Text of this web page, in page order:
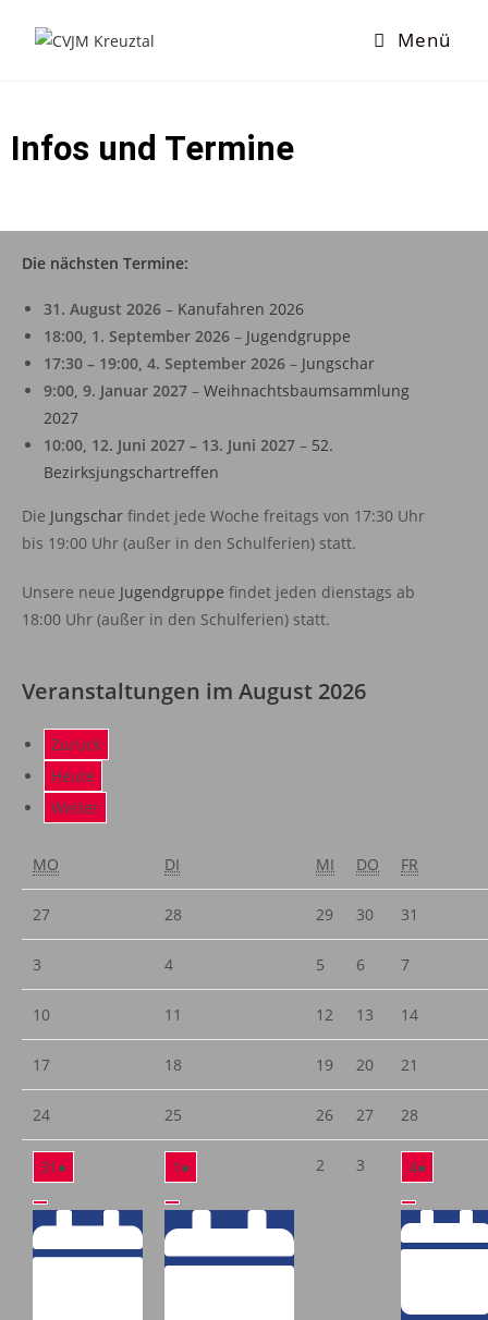
Menü
Infos und Termine
Die nächsten Termine:
31. August 2026 – Kanufahren 2026
18:00, 1. September 2026 – Jugendgruppe
17:30 – 19:00, 4. September 2026 – Jungschar
9:00, 9. Januar 2027 – Weihnachtsbaumsammlung
2027
10:00, 12. Juni 2027 – 13. Juni 2027 – 52.
Bezirksjungschartreffen
Die Jungschar findet jede Woche freitags von 17:30 Uhr
bis 19:00 Uhr (außer in den Schulferien) statt.
Unsere neue Jugendgruppe findet jeden dienstags ab
18:00 Uhr (außer in den Schulferien) statt.
Veranstaltungen im August 2026
Zurück
Heute
Weiter
MO DI MI DO FR
27 28 29 30 31
3 4 5 6 7
10 11 12 13 14
17 18 19 20 21
24 25 26 27 28
31 ● 1 ● 2 3 4●